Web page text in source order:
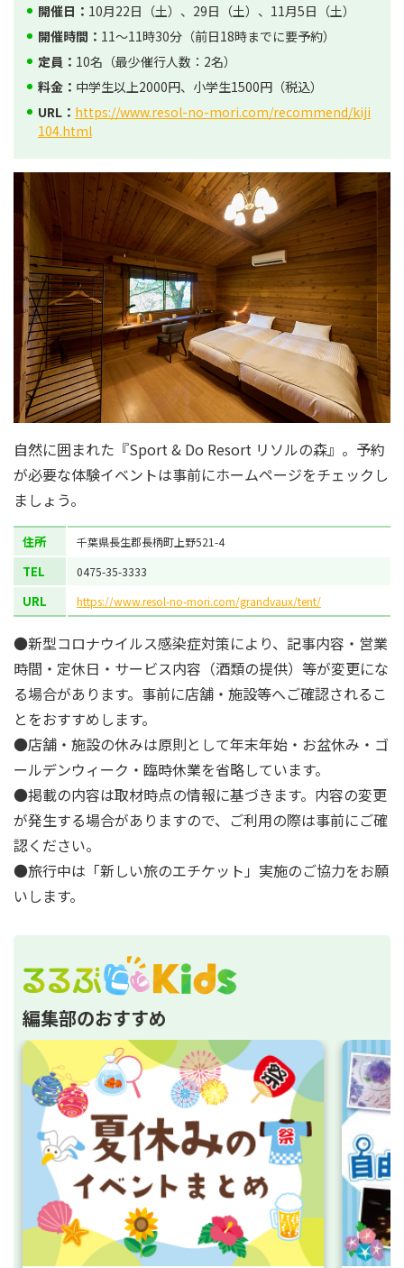
開催日： 10月22日（土）、29日（土）、11月5日（土）
開催時間： 11～11時30分（前日18時までに要予約）
定員： 10名（最少催行人数：2名）
料金： 中学生以上2000円、小学生1500円（税込）
URL： https://www.resol-no-mori.com/recommend/kiji
104.html
自然に囲まれた『Sport & Do Resort リソルの森』。予約
が必要な体験イベントは事前にホームページをチェックし
ましょう。
住所 千葉県長生郡長柄町上野521-4
TEL 0475-35-3333
URL https://www.resol-no-mori.com/grandvaux/tent/
●新型コロナウイルス感染症対策により、記事内容・営業
時間・定休日・サービス内容（酒類の提供）等が変更にな
る場合があります。事前に店舗・施設等へご確認されるこ
とをおすすめします。
●店舗・施設の休みは原則として年末年始・お盆休み・ゴ
ールデンウィーク・臨時休業を省略しています。
●掲載の内容は取材時点の情報に基づきます。内容の変更
が発生する場合がありますので、ご利用の際は事前にご確
認ください。
●旅行中は「新しい旅のエチケット」実施のご協力をお願
いします。
編集部のおすすめ